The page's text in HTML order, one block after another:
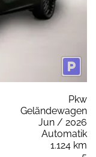
Pkw
Geländewagen
Jun / 2026
Automatik
1.124 km